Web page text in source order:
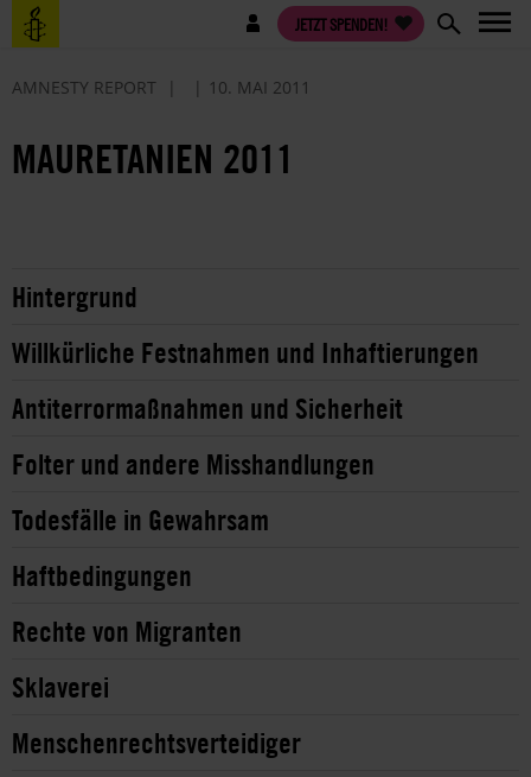
Direkt
zum
Benutzermenü JETZT SPENDEN!
AMNESTY REPORT 10. MAI 2011
MAURETANIEN 2011
Hintergrund
Willkürliche Festnahmen und Inhaftierungen
Antiterrormaßnahmen und Sicherheit
Folter und andere Misshandlungen
Todesfälle in Gewahrsam
Haftbedingungen
Rechte von Migranten
Sklaverei
Menschenrechtsverteidiger